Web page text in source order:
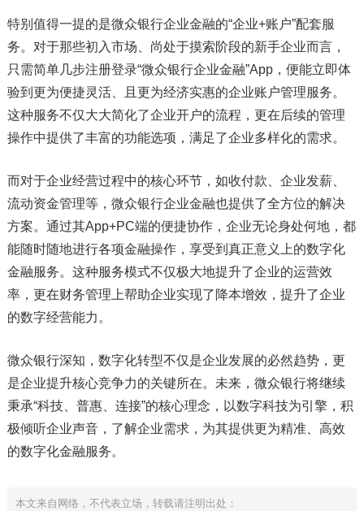
特别值得一提的是微众银行企业金融的“企业+账户”配套服
务。对于那些初入市场、尚处于摸索阶段的新手企业而言，
只需简单几步注册登录“微众银行企业金融”App，便能立即体
验到更为便捷灵活、且更为经济实惠的企业账户管理服务。
这种服务不仅大大简化了企业开户的流程，更在后续的管理
操作中提供了丰富的功能选项，满足了企业多样化的需求。
而对于企业经营过程中的核心环节，如收付款、企业发薪、
流动资金管理等，微众银行企业金融也提供了全方位的解决
方案。通过其App+PC端的便捷协作，企业无论身处何地，都
能随时随地进行各项金融操作，享受到真正意义上的数字化
金融服务。这种服务模式不仅极大地提升了企业的运营效
率，更在财务管理上帮助企业实现了降本增效，提升了企业
的数字经营能力。
微众银行深知，数字化转型不仅是企业发展的必然趋势，更
是企业提升核心竞争力的关键所在。未来，微众银行将继续
秉承“科技、普惠、连接”的核心理念，以数字科技为引擎，积
极倾听企业声音，了解企业需求，为其提供更为精准、高效
的数字化金融服务。
本文来自网络，不代表立场，转载请注明出处：